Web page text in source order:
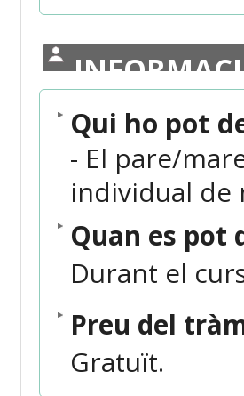
Qui ho pot
- El pare/
individual de
Quan es pot
Durant el
Preu del
Gratuït.